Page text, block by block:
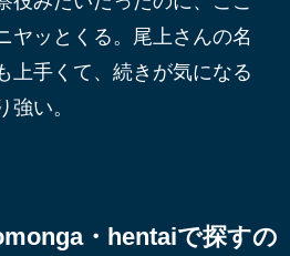
ヤッとくる。尾上さんの名
上手くて、続きが気になる
い。
・hentaiで探すの